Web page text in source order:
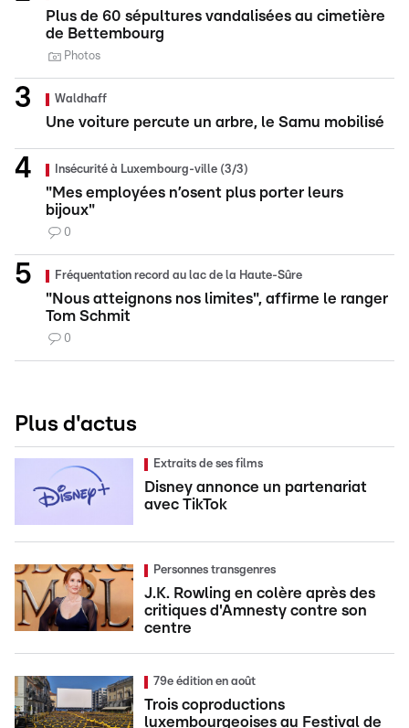
Plus de 60 sépultures vandalisées au cimetière
de Bettembourg
Photos
Waldhaff
Une voiture percute un arbre, le Samu mobilisé
Insécurité à Luxembourg-ville (3/3)
"Mes employées n’osent plus porter leurs
bijoux"
0
Fréquentation record au lac de la Haute-Sûre
"Nous atteignons nos limites", affirme le ranger
Tom Schmit
0
Plus d'actus
Extraits de ses films
Disney annonce un partenariat
avec TikTok
Personnes transgenres
J.K. Rowling en colère après des
critiques d'Amnesty contre son
centre
79e édition en août
Trois coproductions
luxembourgeoises au Festival de